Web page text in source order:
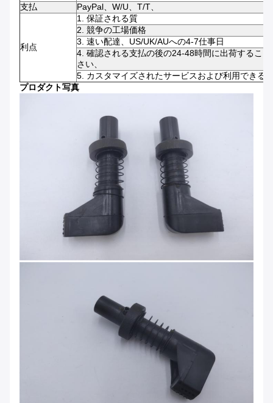
支払
PayPal、W/U、T/T、
利点
1. 保証される質
2. 競争の工場価格
3. 速い配達、US/UK/AUへの4-7仕事日
4. 確認される支払の後の24-48時間に出荷するこ
さい、
5. カスタマイズされたサービスおよび利用できる
プロダクト写真